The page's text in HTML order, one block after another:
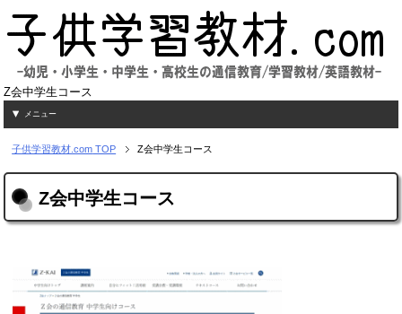
Z会中学生コース
メニュー
子供学習教材.com TOP Z会中学生コース
Z会中学生コース